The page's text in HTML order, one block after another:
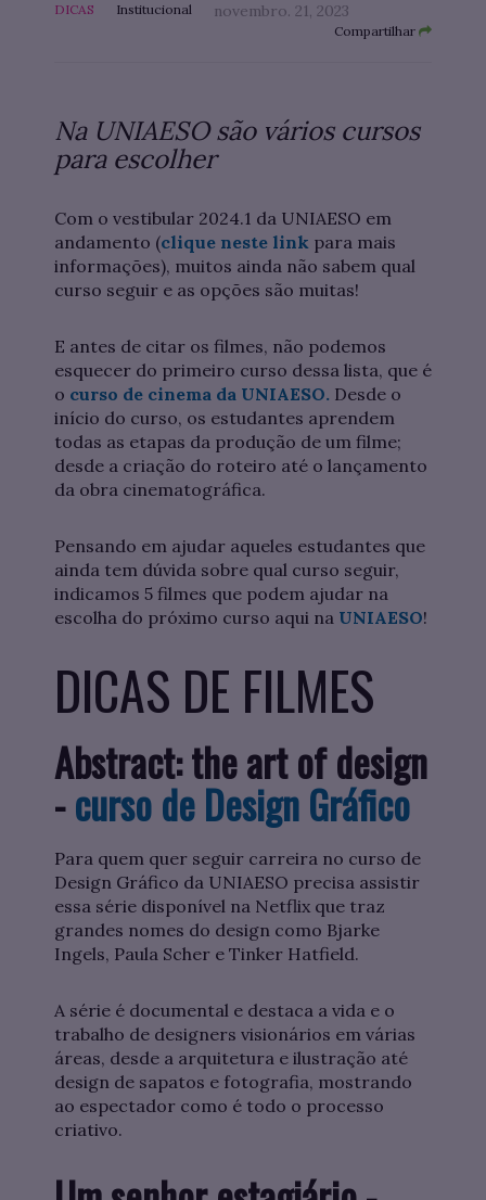
DICAS Institucional novembro. 21, 2023
Compartilhar
Na UNIAESO são vários cursos
para escolher
Com o vestibular 2024.1 da UNIAESO em
andamento (clique neste link para mais
informações), muitos ainda não sabem qual
curso seguir e as opções são muitas!
E antes de citar os filmes, não podemos
esquecer do primeiro curso dessa lista, que é
o curso de cinema da UNIAESO. Desde o
início do curso, os estudantes aprendem
todas as etapas da produção de um filme;
desde a criação do roteiro até o lançamento
da obra cinematográfica.
Pensando em ajudar aqueles estudantes que
ainda tem dúvida sobre qual curso seguir,
indicamos 5 filmes que podem ajudar na
escolha do próximo curso aqui na UNIAESO!
DICAS DE FILMES
Abstract: the art of design
-curso de Design Gráfico
Para quem quer seguir carreira no curso de
Design Gráfico da UNIAESO precisa assistir
essa série disponível na Netflix que traz
grandes nomes do design como Bjarke
Ingels, Paula Scher e Tinker Hatfield.
A série é documental e destaca a vida e o
trabalho de designers visionários em várias
áreas, desde a arquitetura e ilustração até
design de sapatos e fotografia, mostrando
ao espectador como é todo o processo
criativo.